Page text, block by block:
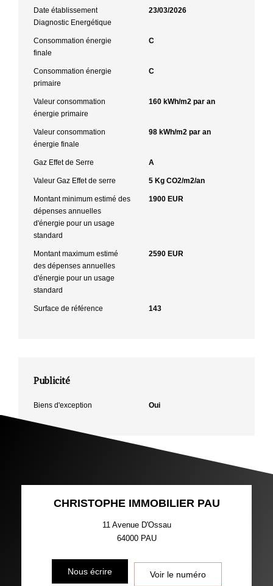
Date établissement
Diagnostic Energétique
23/03/2026
Consommation énergie
finale
C
Consommation énergie
primaire
C
Valeur consommation
énergie primaire
160 kWh/m2 par an
Valeur consommation
énergie finale
98 kWh/m2 par an
Gaz Effet de Serre A
Valeur Gaz Effet de serre 5 Kg CO2/m2/an
Montant minimum estimé des
dépenses annuelles
d'énergie pour un usage
standard
1900 EUR
Montant maximum estimé
des dépenses annuelles
d'énergie pour un usage
standard
2590 EUR
Surface de référence 143
Publicité
Biens d'exception Oui
CHRISTOPHE IMMOBILIER PAU
11 Avenue D'Ossau
64000 PAU
Nous écrire Voir le numéro